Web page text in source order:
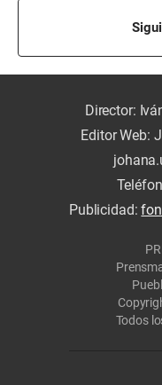
Director:
Editor Web:
Publicidad:
Todos